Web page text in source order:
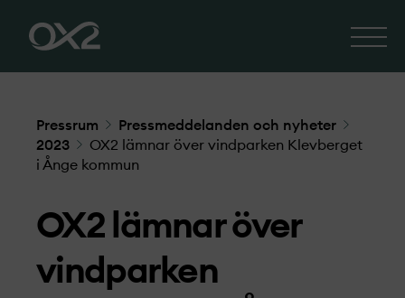
Pressrum
Pressmeddelanden och nyheter
2023
OX2 lämnar över vindparken Klevberget
i Ånge kommun
OX2 lämnar över
vindparken